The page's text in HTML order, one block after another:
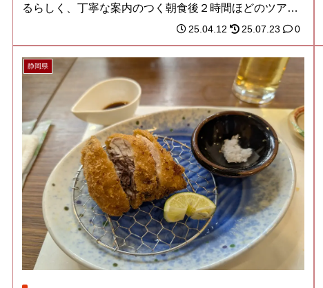
るらしく、丁寧な案内のつく朝食後２時間ほどのツア
25.04.12 25.07.23 0
静岡県